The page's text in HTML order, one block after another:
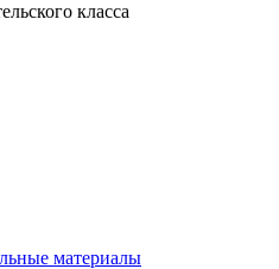
класса
материалы